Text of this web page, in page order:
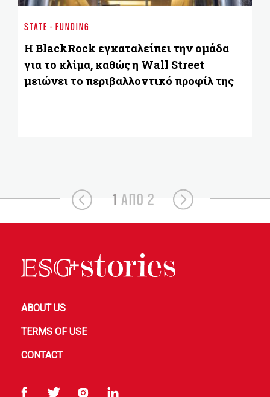
STATE - FUNDING
Η BlackRock εγκαταλείπει την ομάδα
για το κλίμα, καθώς η Wall Street
μειώνει το περιβαλλοντικό προφίλ της
1 ΑΠΟ 2
ABOUT US
TERMS OF USE
CONTACT